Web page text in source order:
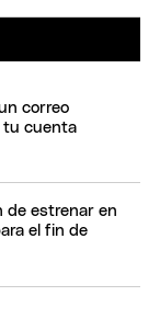
correo
tu cuenta
de estrenar en
el fin de